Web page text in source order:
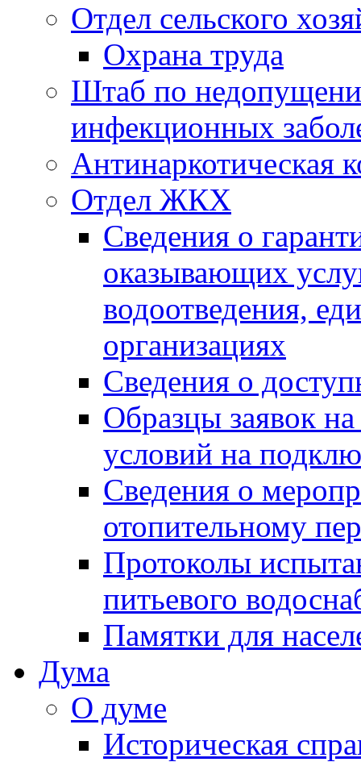
Отдел сельского
Охрана труда
Штаб по
инфекционных
Антинаркотическая
Отдел ЖКХ
Сведения о
оказывающих
водоотведения,
организациях
Сведения о
Образцы заявок
условий на
Сведения о
отопительному
Протоколы
питьевого
Памятки для
Дума
О думе
Историческая